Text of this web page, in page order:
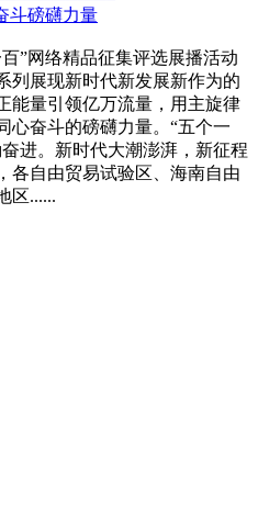
斗磅礴力量
”网络精品征集评选展播活动
列展现新时代新发展新作为的
能量引领亿万流量，用主旋律
心奋斗的磅礴力量。“五个一
进。新时代大潮澎湃，新征程
各自由贸易试验区、海南自由
区......